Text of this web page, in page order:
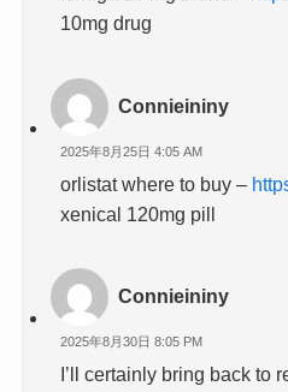
10mg drug
Connieininy
2025年8月25日 4:05 AM
orlistat where to buy –
xenical 120mg pill
Connieininy
2025年8月30日 8:05 PM
I’ll certainly bring back to